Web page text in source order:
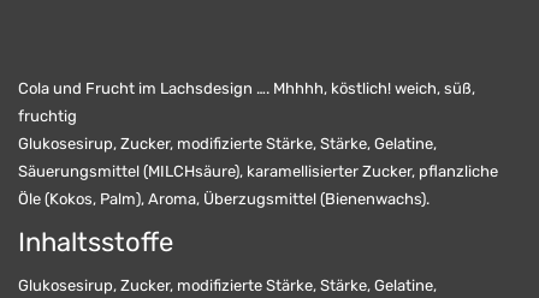
Cola und Frucht im Lachsdesign …. Mhhhh, köstlich! weich, süß,
fruchtig
Glukosesirup, Zucker, modifizierte Stärke, Stärke, Gelatine,
Säuerungsmittel (MILCHsäure), karamellisierter Zucker, pflanzliche
Öle (Kokos, Palm), Aroma, Überzugsmittel (Bienenwachs).
Inhaltsstoffe
Glukosesirup, Zucker, modifizierte Stärke, Stärke, Gelatine,